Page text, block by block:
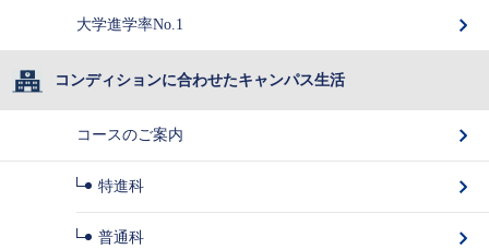
大学進学率No.1
コンディションに合わせたキャンパス生活
コースのご案内
特進科
普通科